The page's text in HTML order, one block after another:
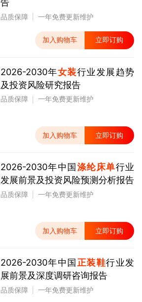
告
品质保障 一年免费更新维护
加入购物车 立即订购
2026-2030年女装行业发展趋势
及投资风险研究报告
品质保障 一年免费更新维护
加入购物车 立即订购
2026-2030年中国 涤纶床单行业
发展前景及投资风险预测分析报告
品质保障 一年免费更新维护
加入购物车 立即订购
2026-2030年中国 正装鞋行业发
展前景及深度调研咨询报告
品质保障 一年免费更新维护